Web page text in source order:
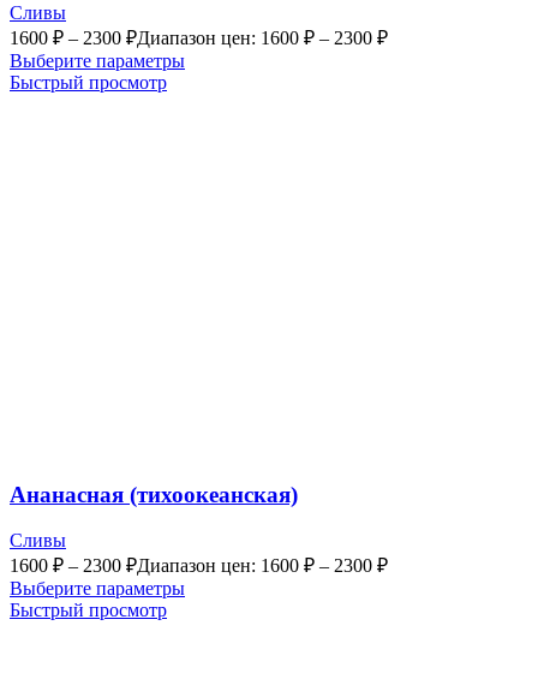
Сливы
1600 ₽ – 2300 ₽Диапазон цен: 1600 ₽ – 2300 ₽
Выберите параметры
Быстрый просмотр
Ананасная (тихоокеанская)
Сливы
1600 ₽ – 2300 ₽Диапазон цен: 1600 ₽ – 2300 ₽
Выберите параметры
Быстрый просмотр